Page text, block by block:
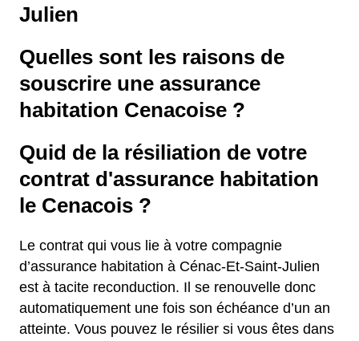
Julien
Quelles sont les raisons de
souscrire une assurance
habitation Cenacoise ?
Quid de la résiliation de votre
contrat d'assurance habitation
le Cenacois ?
Le contrat qui vous lie à votre compagnie
d’assurance habitation à Cénac-Et-Saint-Julien
est à tacite reconduction. Il se renouvelle donc
automatiquement une fois son échéance d’un an
atteinte. Vous pouvez le résilier si vous êtes dans